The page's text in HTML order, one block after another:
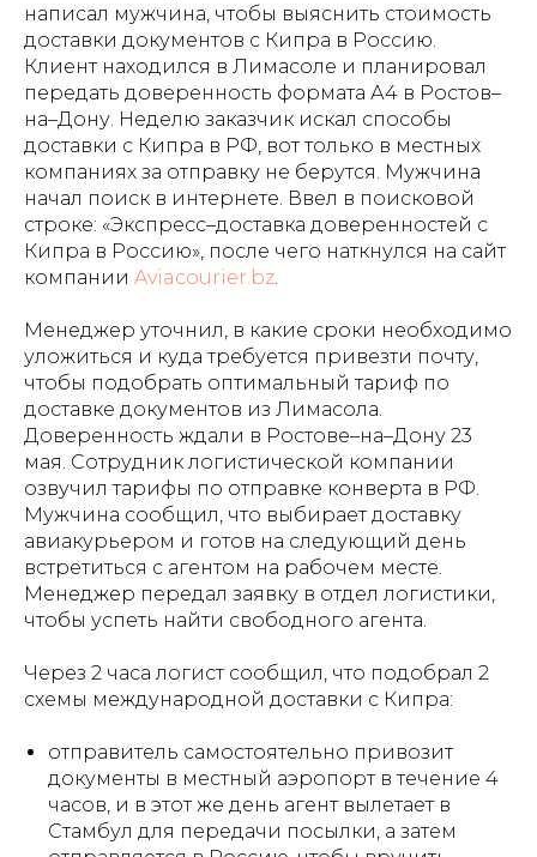
написал мужчина, чтобы выяснить стоимость
доставки документов с Кипра в Россию.
Клиент находился в Лимасоле и планировал
передать доверенность формата А4 в Ростов–
на–Дону. Неделю заказчик искал способы
доставки с Кипра в РФ, вот только в местных
компаниях за отправку не берутся. Мужчина
начал поиск в интернете. Ввел в поисковой
строке: «Экспресс–доставка доверенностей с
Кипра в Россию», после чего наткнулся на сайт
компании Aviacourier.bz
Менеджер уточнил, в какие сроки необходимо
уложиться и куда требуется привезти почту,
чтобы подобрать оптимальный тариф по
доставке документов из Лимасола.
Доверенность ждали в Ростове–на–Дону 23
мая. Сотрудник логистической компании
озвучил тарифы по отправке конверта в РФ.
Мужчина сообщил, что выбирает доставку
авиакурьером и готов на следующий день
встретиться с агентом на рабочем месте.
Менеджер передал заявку в отдел логистики,
чтобы успеть найти свободного агента.
Через 2 часа логист сообщил, что подобрал 2
схемы международной доставки с Кипра:
отправитель самостоятельно привозит
документы в местный аэропорт в течение 4
часов, и в этот же день агент вылетает в
Стамбул для передачи посылки, а затем